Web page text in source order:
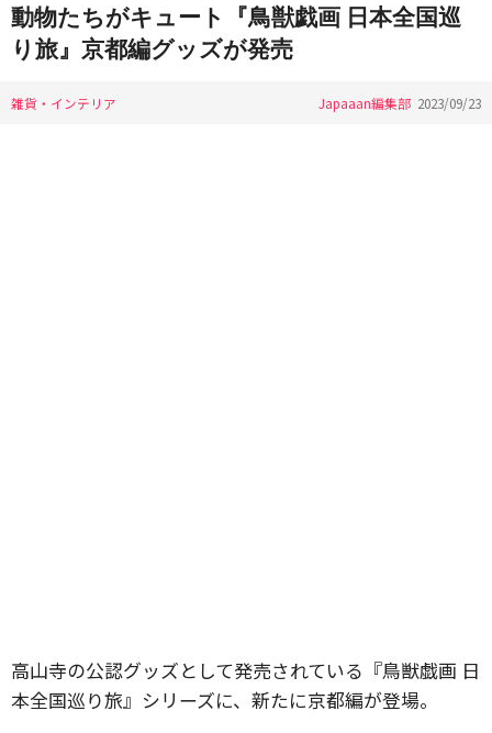
動物たちがキュート『鳥獣戯画 日本全国巡
り旅』京都編グッズが発売
雑貨・インテリア Japaaan編集部 2023/09/23
高山寺の公認グッズとして発売されている『鳥獣戯画 日
本全国巡り旅』シリーズに、新たに京都編が登場。